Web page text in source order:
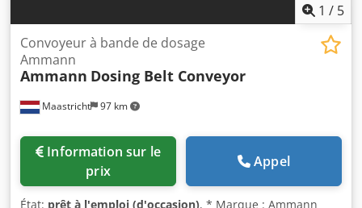
1 / 5
Maastricht 97 km
Convoyeur à bande de dosage
Ammann
Ammann Dosing Belt Conveyor
prix
Appel
État: prêt à l'emploi (d'occasion), * Marque : Ammann